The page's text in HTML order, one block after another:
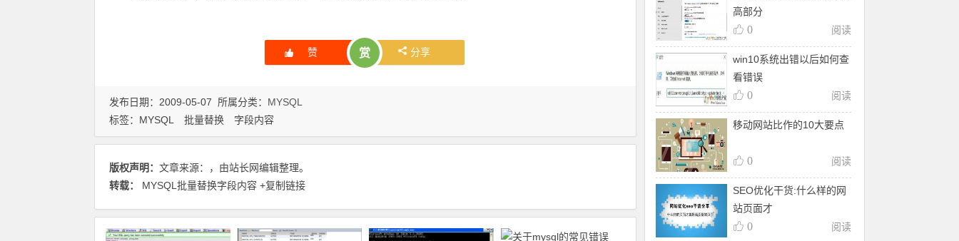
赞 赏 分享
发布日期：2009-05-07 所属分类： MYSQL
标签： MYSQL 批量替换 字段内容
版权声明： 文章来源：，由站长网编辑整理。
转载：
MYSQL批量替换字段内容 +复制链接
高部分
阅读
0
win10系统出错以后如何查
看错误
阅读
0
移动网站比作的10大要点
阅读
0
SEO优化干货:什么样的网
站页面才
阅读
0